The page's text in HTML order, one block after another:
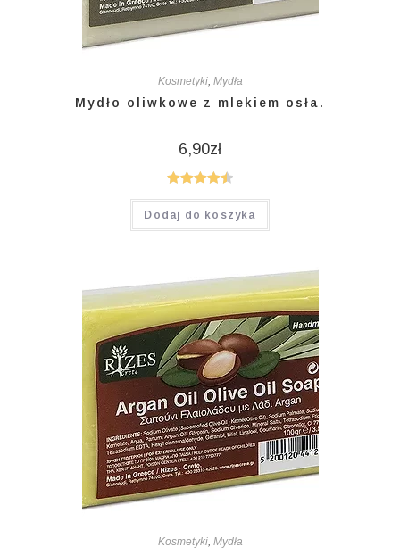
Kosmetyki, Mydła
Mydło oliwkowe z mlekiem osła.
6,90zł
Oceniono
4.50na 5
Dodaj do koszyka
Kosmetyki, Mydła